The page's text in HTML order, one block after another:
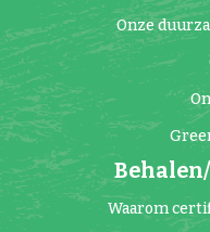
Onze
Waarom